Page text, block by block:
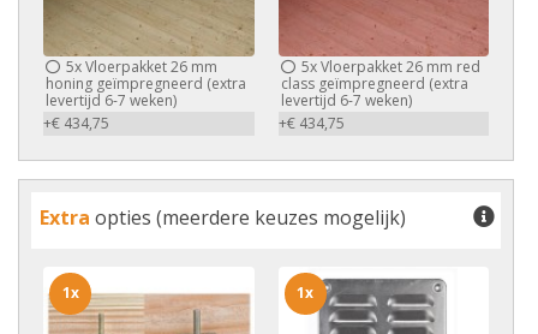
5xVloerpakket 26 mm
honing geïmpregneerd (extra
levertijd 6-7 weken)
+€ 434,75
5xVloerpakket 26 mm red
class geïmpregneerd (extra
levertijd 6-7 weken)
+€ 434,75
Extra opties (meerdere keuzes mogelijk)
1x 1x